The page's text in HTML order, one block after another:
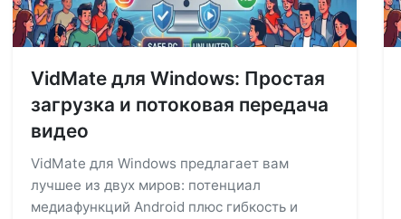
VidMate для Windows: Простая
загрузка и потоковая передача
видео
VidMate для Windows предлагает вам
лучшее из двух миров: потенциал
медиафункций Android плюс гибкость и